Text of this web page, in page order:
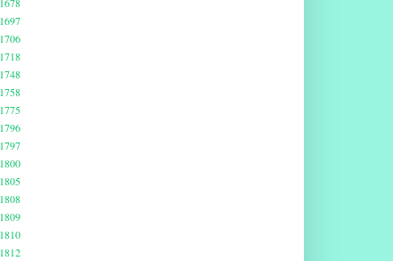
1697
1706
1718
1748
1758
1775
1796
1797
1800
1805
1808
1809
1810
1812